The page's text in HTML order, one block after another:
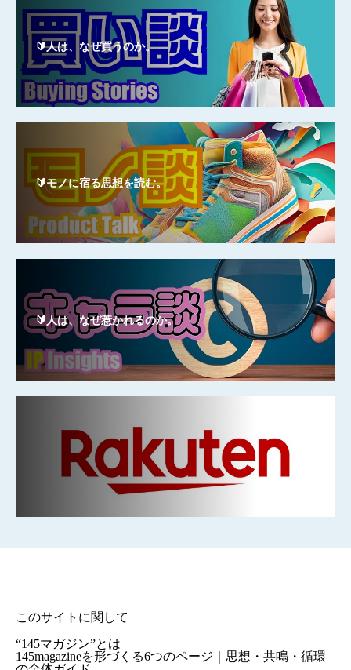
🔰人は、なぜ買うのか。
🔰モノに宿る思想を読む。
🔰人は、なぜ惹かれるのか。
このサイトに関して
“145マガジン”とは
145magazineを形づくる6つのページ｜思想・共鳴・循環